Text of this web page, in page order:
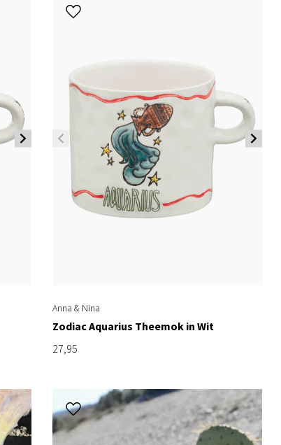
Anna & Nina
Zodiac Aquarius Theemok in Wit
27,95